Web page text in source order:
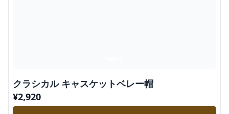
クラシカル キャスケットベレー帽
¥2,920